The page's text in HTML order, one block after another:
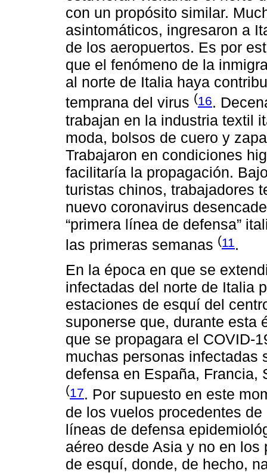
con un propósito similar.
asintomáticos, ingresaron a
de los aeropuertos. Es por
que el fenómeno de la
al norte de Italia haya
temprana del virus (16.
trabajan en la industria textil
moda, bolsos de cuero y
Trabajaron en condiciones
facilitaría la propagación.
turistas chinos, trabajadores
nuevo coronavirus
“primera línea de defensa”
las primeras semanas (11 .
En la época en que se
infectadas del norte de Italia
estaciones de esquí del
suponerse que, durante esta
que se propagara el COVID-
muchas personas infectadas
defensa en España, Francia,
(17. Por supuesto en este
de los vuelos procedentes
líneas de defensa
aéreo desde Asia y no en los
de esquí, donde, de hecho,